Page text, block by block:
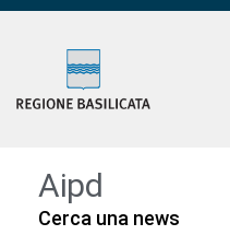
Aipd
Cerca una news